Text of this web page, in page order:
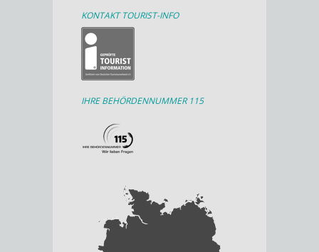
KONTAKT TOURIST-INFO
IHRE BEHÖRDENNUMMER 115